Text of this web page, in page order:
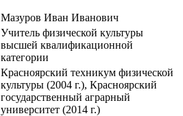
Мазуров Иван Иванович
Учитель физической культуры
высшей квалификационной
категории
Красноярский техникум физической
культуры (2004 г.), Красноярский
государственный аграрный
университет (2014 г.)